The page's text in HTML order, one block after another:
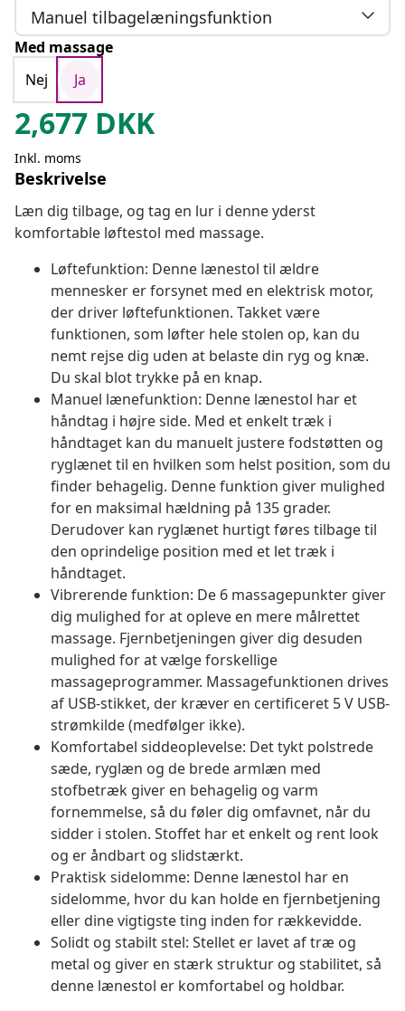
Manuel tilbagelæningsfunktion
Med massage
Nej
Ja
2,677 DKK
Inkl. moms
Beskrivelse
Læn dig tilbage, og tag en lur i denne yderst
komfortable løftestol med massage.
Løftefunktion: Denne lænestol til ældre
mennesker er forsynet med en elektrisk motor,
der driver løftefunktionen. Takket være
funktionen, som løfter hele stolen op, kan du
nemt rejse dig uden at belaste din ryg og knæ.
Du skal blot trykke på en knap.
Manuel lænefunktion: Denne lænestol har et
håndtag i højre side. Med et enkelt træk i
håndtaget kan du manuelt justere fodstøtten og
ryglænet til en hvilken som helst position, som du
finder behagelig. Denne funktion giver mulighed
for en maksimal hældning på 135 grader.
Derudover kan ryglænet hurtigt føres tilbage til
den oprindelige position med et let træk i
håndtaget.
Vibrerende funktion: De 6 massagepunkter giver
dig mulighed for at opleve en mere målrettet
massage. Fjernbetjeningen giver dig desuden
mulighed for at vælge forskellige
massageprogrammer. Massagefunktionen drives
af USB-stikket, der kræver en certificeret 5 V USB-
strømkilde (medfølger ikke).
Komfortabel siddeoplevelse: Det tykt polstrede
sæde, ryglæn og de brede armlæn med
stofbetræk giver en behagelig og varm
fornemmelse, så du føler dig omfavnet, når du
sidder i stolen. Stoffet har et enkelt og rent look
og er åndbart og slidstærkt.
Praktisk sidelomme: Denne lænestol har en
sidelomme, hvor du kan holde en fjernbetjening
eller dine vigtigste ting inden for rækkevidde.
Solidt og stabilt stel: Stellet er lavet af træ og
metal og giver en stærk struktur og stabilitet, så
denne lænestol er komfortabel og holdbar.